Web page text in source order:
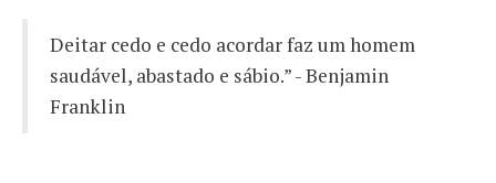
Deitar cedo e cedo acordar faz um homem
saudável, abastado e sábio.” - Benjamin
Franklin